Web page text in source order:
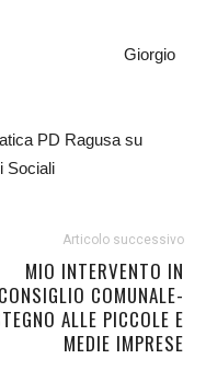
PD Ragusa su
Sociali
Articolo successivo
MIO INTERVENTO IN
CONSIGLIO COMUNALE-
ALLE PICCOLE E
MEDIE IMPRESE